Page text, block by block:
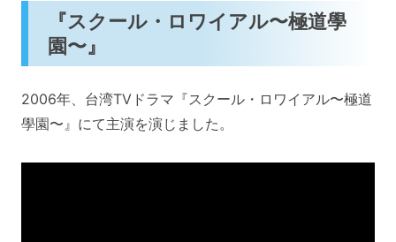
『スクール・ロワイアル〜極道學
園〜』
2006年、台湾TVドラマ『スクール・ロワイアル〜極道
學園〜』にて主演を演じました。